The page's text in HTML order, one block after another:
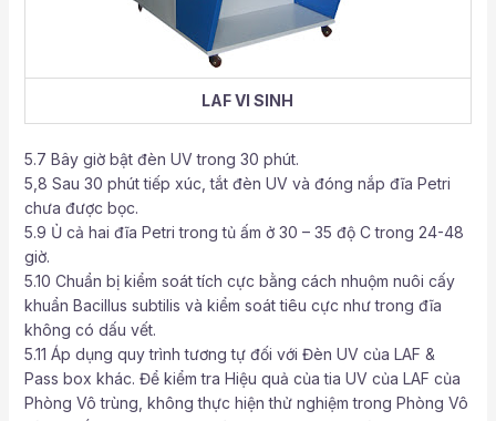
LAF VI SINH
5.7 Bây giờ bật đèn UV trong 30 phút.
5,8 Sau 30 phút tiếp xúc, tắt đèn UV và đóng nắp đĩa Petri
chưa được bọc.
5.9 Ủ cả hai đĩa Petri trong tủ ấm ở 30 – 35 độ C trong 24-48
giờ.
5.10 Chuẩn bị kiểm soát tích cực bằng cách nhuộm nuôi cấy
khuẩn Bacillus subtilis và kiểm soát tiêu cực như trong đĩa
không có dấu vết.
5.11 Áp dụng quy trình tương tự đối với Đèn UV của LAF &
Pass box khác. Để kiểm tra Hiệu quả của tia UV của LAF của
Phòng Vô trùng, không thực hiện thử nghiệm trong Phòng Vô